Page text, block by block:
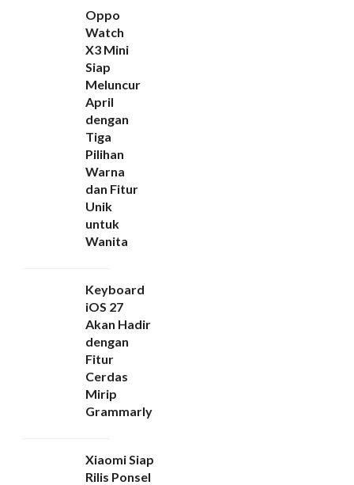
Oppo
Watch
X3 Mini
Siap
Meluncur
April
dengan
Tiga
Pilihan
Warna
dan Fitur
Unik
untuk
Wanita
Keyboard
iOS 27
Akan Hadir
dengan
Fitur
Cerdas
Mirip
Grammarly
Xiaomi Siap
Rilis Ponsel